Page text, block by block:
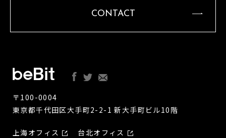
CONTACT
〒100-0004
東京都千代田区大手町2-2-1 新大手町ビル10階
上海オフィス 台北オフィス